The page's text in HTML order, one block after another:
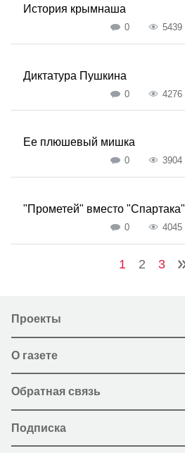
История крымнаша
0 5439
Диктатура Пушкина
0 4276
Ее плюшевый мишка
0 3904
"Прометей" вместо "Спартака"
0 4045
1 2 3
Проекты
О газете
Обратная связь
Подписка